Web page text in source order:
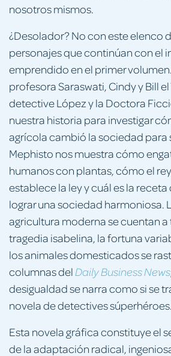
nosotros mismos.
¿Desolador? No con este elenco
personajes que continúan con el
emprendido en el primer
profesora Saraswati, Cindy y Bill
detective López y la Doctora
nuestra historia para investigar
agrícola cambió la sociedad para
Mephisto nos muestra cómo
humanos con plantas, cómo el
establece la ley y cuál es la
lograr una sociedad harmoniosa.
agricultura moderna se cuentan a
tragedia isabelina, la fortuna
los animales domesticados se
columnas delDaily Business News
desigualdad se narra como si se
novela de detectives súperhéroes.
Esta novela gráfica constituye el
de la adaptación radical,